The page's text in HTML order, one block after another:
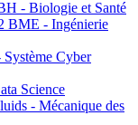
- Biologie et Santé
- Ingénierie
Cyber
Science
- Mécanique des